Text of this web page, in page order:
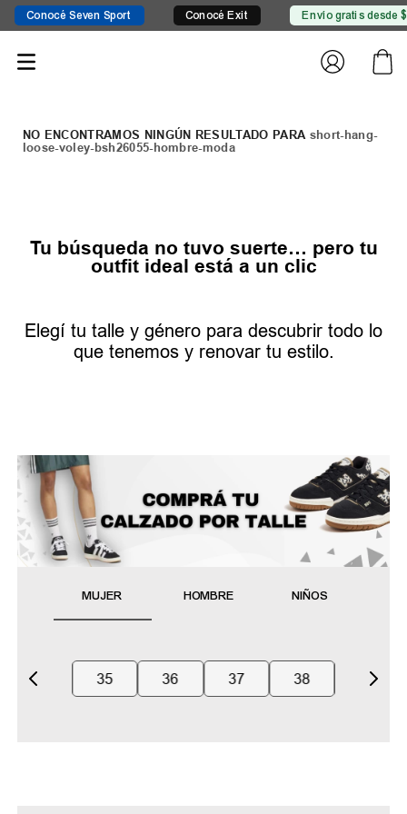
Seven Sport Conocé Exit Envío gratis desde $149.999
short-hang-
loose-voley-bsh26055-hombre-moda
Tu búsqueda no tuvo suerte… pero tu
outfit ideal está a un clic
Elegí tu talle y género para descubrir todo lo
que tenemos y renovar tu estilo.
MUJER HOMBRE NIÑOS
35 36 37 38